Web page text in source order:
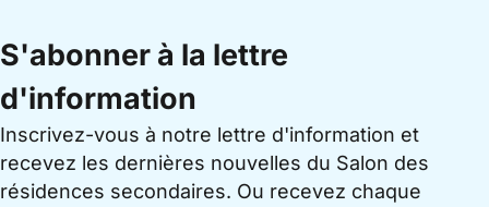
S'abonner à la lettre
d'information
Inscrivez-vous à notre lettre d'information et
recevez les dernières nouvelles du Salon des
résidences secondaires. Ou recevez chaque